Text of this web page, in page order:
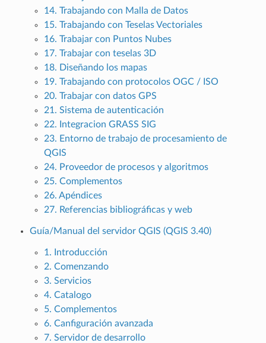
14. Trabajando con Malla de Datos
15. Trabajando con Teselas Vectoriales
16. Trabajar con Puntos Nubes
17. Trabajar con teselas 3D
18. Diseñando los mapas
19. Trabajando con protocolos OGC / ISO
20. Trabajar con datos GPS
21. Sistema de autenticación
22. Integracion GRASS SIG
23. Entorno de trabajo de procesamiento de
QGIS
24. Proveedor de procesos y algoritmos
25. Complementos
26. Apéndices
27. Referencias bibliográficas y web
Guía/Manual del servidor QGIS (QGIS 3.40)
1. Introducción
2. Comenzando
3. Servicios
4. Catalogo
5. Complementos
6. Canfiguración avanzada
7. Servidor de desarrollo